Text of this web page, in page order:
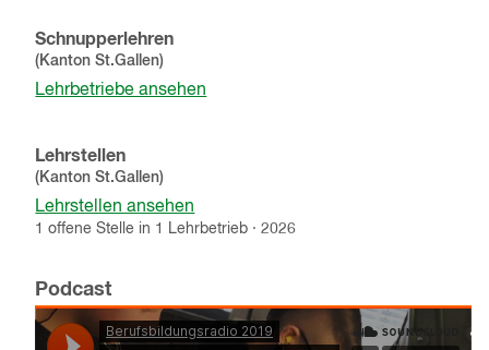
Schnupperlehren
(KantonSt.Gallen)
Lehrbetriebe ansehen
Lehrstellen
(KantonSt.Gallen)
Lehrstellen ansehen
1 offeneStelle in 1 Lehrbetrieb ·2026
Podcast